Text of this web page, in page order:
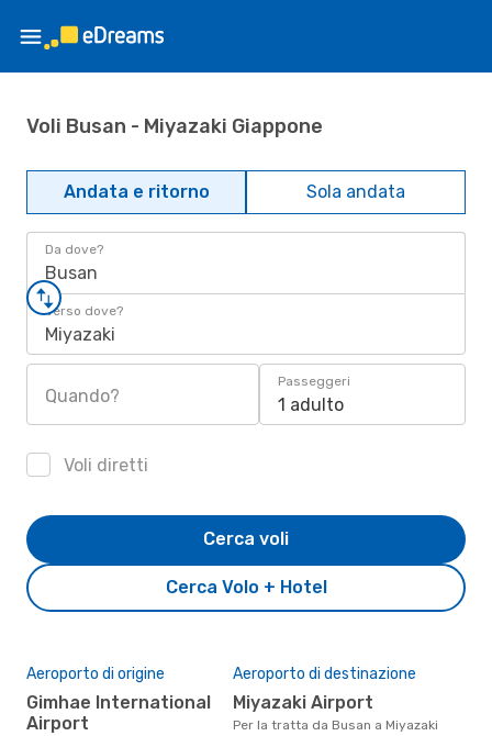
Voli Busan - Miyazaki Giappone
Andata e ritorno Sola andata
Da dove?
Busan
Verso dove?
Miyazaki
Quando?
Passeggeri
1 adulto
Voli diretti
Cerca Volo + Hotel
Cerca voli
Aeroporto di origine
Gimhae International
Airport
Aeroporto di destinazione
Miyazaki Airport
Per la tratta da Busan a Miyazaki